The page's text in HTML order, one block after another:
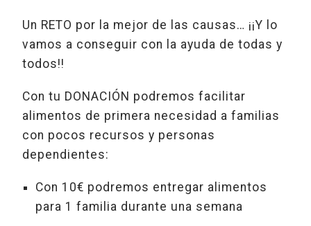
Un RETO por la mejor de las causas… ¡¡Y lo
vamos a conseguir con la ayuda de todas y
todos!!
Con tu DONACIÓN podremos facilitar
alimentos de primera necesidad a familias
con pocos recursos y personas
dependientes:
Con 10€ podremos entregar alimentos
para 1 familia durante una semana